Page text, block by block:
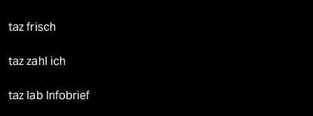
taz frisch
taz zahl ich
taz lab Infobrief